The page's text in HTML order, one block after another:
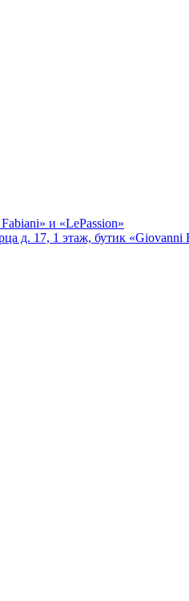
и «LePassion»
д. 17, 1 этаж, бутик «Giovanni